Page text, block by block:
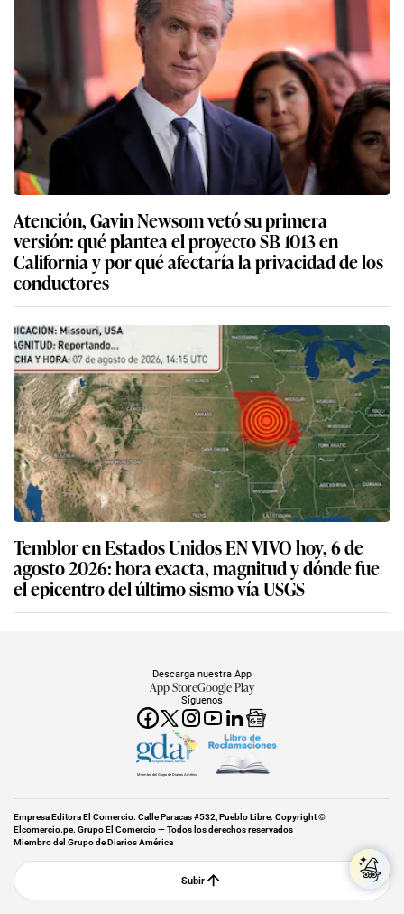
Atención, Gavin Newsom vetó su primera
versión: qué plantea el proyecto SB 1013 en
California y por qué afectaría la privacidad de los
conductores
Temblor en Estados Unidos EN VIVO hoy, 6 de
agosto 2026: hora exacta, magnitud y dónde fue
el epicentro del último sismo vía USGS
Síguenos
Descarga nuestra App
App StoreGoogle Play
Miembro del Grupo de Diarios América
Empresa Editora El Comercio. Calle Paracas #532, Pueblo Libre. Copyright ©
Elcomercio.pe. Grupo El Comercio — Todos los derechos reservados
Miembro del Grupo de Diarios América
Subir